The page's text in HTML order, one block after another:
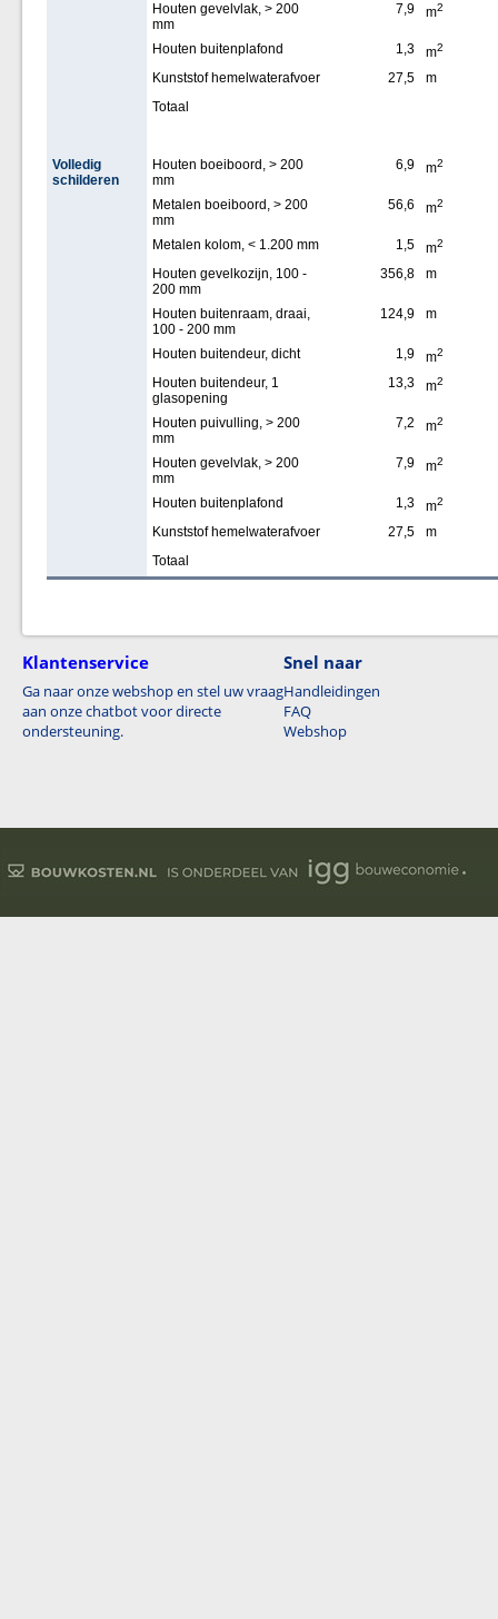
Houten gevelvlak, > 200
mm
7,9 m2
Houten buitenplafond 1,3 m2
Kunststof hemelwaterafvoer 27,5
m
Totaal
Volledig
schilderen
Houten boeiboord, > 200
mm
6,9 m2
Metalen boeiboord, > 200
mm
56,6 m2
Metalen kolom, < 1.200 mm 1,5 m2
Houten gevelkozijn, 100 -
200 mm
356,8 m
Houten buitenraam, draai,
100 - 200 mm
124,9 m
Houten buitendeur, dicht 1,9 m2
Houten buitendeur, 1
glasopening
13,3 m2
Houten puivulling, > 200
mm
7,2 m2
Houten gevelvlak, > 200
mm
7,9 m2
Houten buitenplafond 1,3 m2
Kunststof hemelwaterafvoer 27,5
m
Totaal
Klantenservice
Ga naar onze webshop en stel uw vraag
aan onze chatbot voor directe
ondersteuning.
Snel naar
Handleidingen
FAQ
Webshop